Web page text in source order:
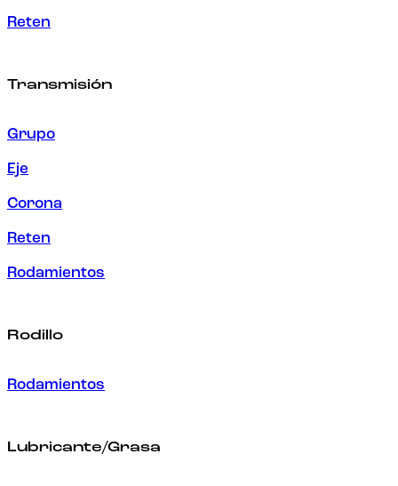
Reten
Transmisión
Grupo
Eje
Corona
Reten
Rodamientos
Rodillo
Rodamientos
Lubricante/Grasa